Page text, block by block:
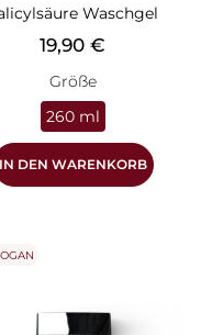
Waschgel
Preis
19,90 €
Größe
260 ml
IN DEN WARENKORB